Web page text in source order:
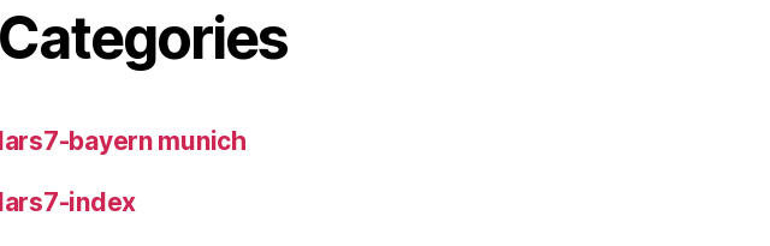
Categories
lars7-bayern munich
lars7-index